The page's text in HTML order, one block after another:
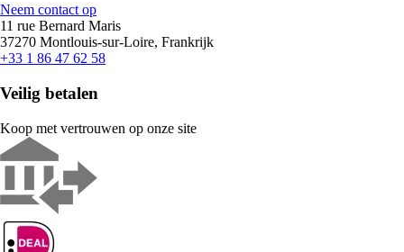
Neem contact op
11 rue Bernard Maris
37270 Montlouis-sur-Loire, Frankrijk
+33 1 86 47 62 58
Veilig betalen
Koop met vertrouwen op onze site